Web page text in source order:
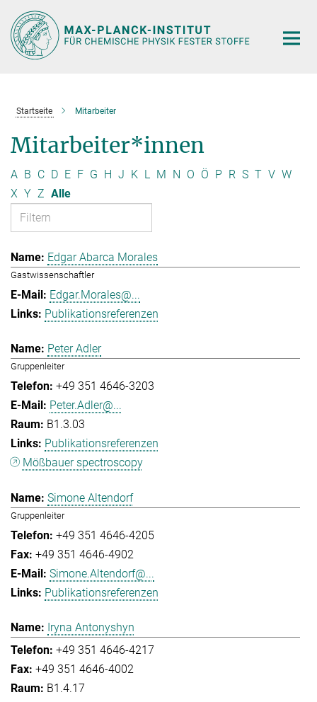
Hauptinhalt
Startseite Mitarbeiter
Mitarbeiter*innen
A B C D E F G H J K L M N O Ö P R S T V W
X Y Z Alle
Edgar Abarca Morales
Gastwissenschaftler
Edgar.Morales@...
Publikationsreferenzen
Peter Adler
Gruppenleiter
+49 351 4646-3203
Peter.Adler@...
B1.3.03
Publikationsreferenzen
Mößbauer spectroscopy
Simone Altendorf
Gruppenleiter
+49 351 4646-4205
+49 351 4646-4902
Simone.Altendorf@...
Publikationsreferenzen
Iryna Antonyshyn
+49 351 4646-4217
+49 351 4646-4002
B1.4.17